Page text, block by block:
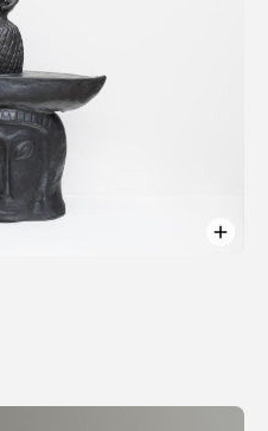
レクション｣ | 横浜
| 東京
ホテルアートフェア |
Art Company 韓国
SCAI THE
ャム｣ | 京都文化博物館
| 神奈川県民ホール